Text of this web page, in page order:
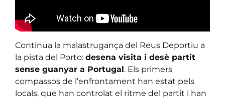
Continua la malastrugança del Reus Deportiu a
la pista del Porto: desena visita i desè partit
sense guanyar a Portugal. Els primers
compassos de l’enfrontament han estat pels
locals, que han controlat el ritme del partit i han